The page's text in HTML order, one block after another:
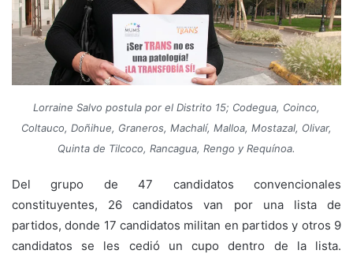
Lorraine Salvo postula por el Distrito 15; Codegua, Coinco,
Coltauco, Doñihue, Graneros, Machalí, Malloa, Mostazal, Olivar,
Quinta de Tilcoco, Rancagua, Rengo y Requínoa.
Del grupo de 47 candidatos convencionales
constituyentes, 26 candidatos van por una lista de
partidos, donde 17 candidatos militan en partidos y otros 9
candidatos se les cedió un cupo dentro de la lista.